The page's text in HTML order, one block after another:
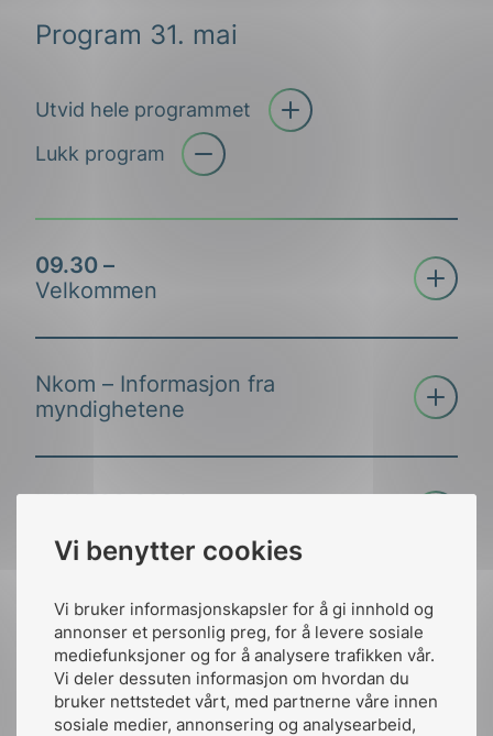
Vi benytter cookies
Vi bruker informasjonskapsler for å gi innhold og
annonser et personlig preg, for å levere sosiale
mediefunksjoner og for å analysere trafikken vår.
Vi deler dessuten informasjon om hvordan du
bruker nettstedet vårt, med partnerne våre innen
sosiale medier, annonsering og analysearbeid,
Program 31. mai
Utvid hele programmet
Lukk program
Åpne trekkspill
09.30 –
Velkommen
Åpne
Leif T. Aanensen
Standardiseringens rolle
Ekom i et samfunnsperspektiv
Info om Sli.do
Nkom – Informasjon fra
myndighetene
Åpne
Nkom
kompetansekrav til prosjektering
Ekom i boliger –
Bredbåndsutbyggingsloven og NEK 700
NEK 700:2024 Åpne
NEK
Sigmund Eng
Nyheter
Endringer
Ekom installatørens
rolle
Åpne